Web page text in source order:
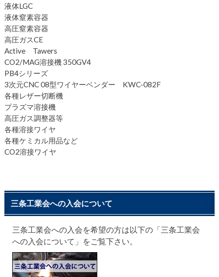
液体LGC
液体窒素容器
高圧窒素容器
高圧ガスCE
Active Tawers
CO2/MAG溶接機 350GV4
PB4シリーズ
3次元CNC 08型ワイヤーベンダー KWC-082F
各種レザー切断機
プラズマ溶接機
高圧ガス調整器等
各種溶接ワイヤ
各種ケミカル用品など
CO2溶接ワイヤ
三条工業会への入会について
三条工業会への入会を希望の方は以下の「三条工業会
への入会について」をご覧下さい。